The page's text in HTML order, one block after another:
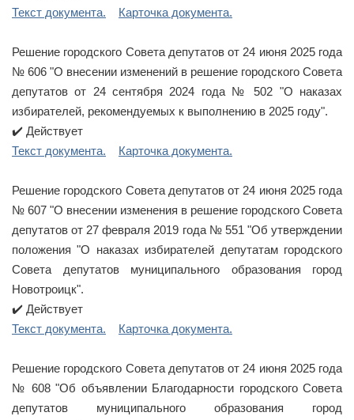
Текст документа.
Карточка документа.
Решение городского Совета депутатов от 24 июня 2025 года
№ 606 "О внесении изменений в решение городского Совета
депутатов от 24 сентября 2024 года № 502 "О наказах
избирателей, рекомендуемых к выполнению в 2025 году".
✔️ Действует
Текст документа.
Карточка документа.
Решение городского Совета депутатов от 24 июня 2025 года
№ 607 "О внесении изменения в решение городского Совета
депутатов от 27 февраля 2019 года № 551 "Об утверждении
положения "О наказах избирателей депутатам городского
Совета депутатов муниципального образования город
Новотроицк".
✔️ Действует
Текст документа.
Карточка документа.
Решение городского Совета депутатов от 24 июня 2025 года
№ 608 "Об объявлении Благодарности городского Совета
депутатов муниципального образования город